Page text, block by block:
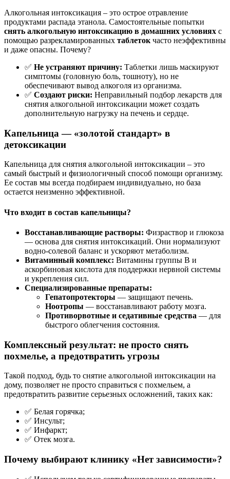
Алкогольная интоксикация – это острое отравление
продуктами распада этанола. Самостоятельные попытки
снять алкогольную интоксикацию в домашних условиях с
помощью разрекламированных таблеток часто неэффективны
и даже опасны. Почему?
✅ Не устраняют причину: Таблетки лишь маскируют
симптомы (головную боль, тошноту), но не
обеспечивают вывод алкоголя из организма.
✅ Создают риски: Неправильный подбор лекарств для
снятия алкогольной интоксикации может создать
дополнительную нагрузку на печень и сердце.
Капельница — «золотой стандарт» в
детоксикации
Капельница для снятия алкогольной интоксикации – это
самый быстрый и физиологичный способ помощи организму.
Ее состав мы всегда подбираем индивидуально, но база
остается неизменно эффективной.
Что входит в состав капельницы?
Восстанавливающие растворы: Физраствор и глюкоза
— основа для снятия интоксикаций. Они нормализуют
водно-солевой баланс и ускоряют метаболизм.
Витаминный комплекс: Витамины группы В и
аскорбиновая кислота для поддержки нервной системы
и укрепления сил.
Специализированные препараты:
Гепатопротекторы — защищают печень.
Ноотропы — восстанавливают работу мозга.
Противорвотные и седативные средства — для
быстрого облегчения состояния.
Комплексный результат: не просто снять
похмелье, а предотвратить угрозы
Такой подход, будь то снятие алкогольной интоксикации на
дому, позволяет не просто справиться с похмельем, а
предотвратить развитие серьезных осложнений, таких как:
✅ Белая горячка;
✅ Инсульт;
✅ Инфаркт;
✅ Отек мозга.
Почему выбирают клинику «Нет зависимости»?